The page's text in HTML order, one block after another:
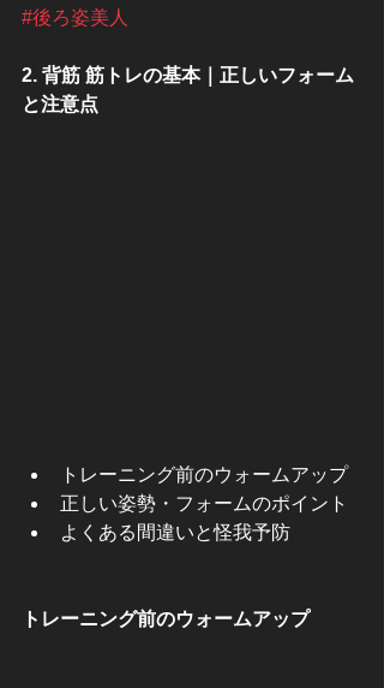
#後ろ姿美人
2. 背筋 筋トレの基本｜正しいフォーム
と注意点
トレーニング前のウォームアップ
正しい姿勢・フォームのポイント
よくある間違いと怪我予防
トレーニング前のウォームアップ